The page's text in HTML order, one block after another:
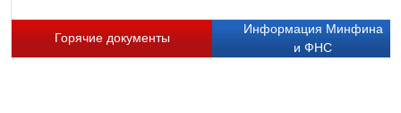
Горячие документы
Информация Минфина
и ФНС